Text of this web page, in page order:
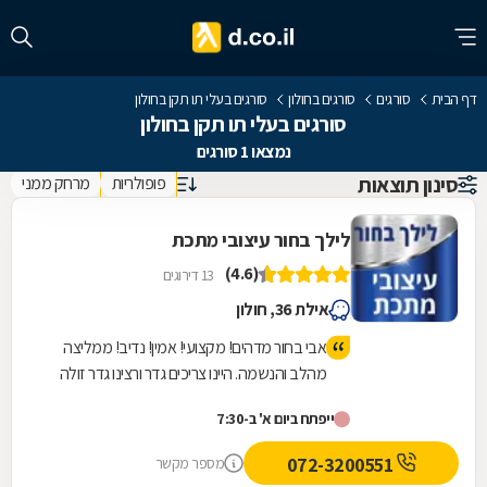
דף הבית סורגים סורגים בחולון סורגים בעלי תו תקן בחולון
סורגים בעלי תו תקן בחולון
נמצאו 1 סורגים
סינון תוצאות פופולריות מרחק ממני
לילך בחור עיצובי מתכת
(4.6) 13 דירוגים
אילת 36, חולון
אבי בחור מדהים! מקצועי! אמין! נדיב! ממליצה
מהלב והנשמה. היינו צריכים גדר ורצינו גדר זולה
לא ממליץ על הגדר שרצינו, אבל אנחנו
התעקשנו כי רצינו זול. ביום ההתקנה אבי שם לנו
גדר יותר יקרה כי זה היה בניגוד למה שהמליץ
ייפתח ביום א' ב-7:30
מספר מקשר